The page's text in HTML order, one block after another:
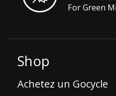
For Green
Shop
Achetez un Gocycle